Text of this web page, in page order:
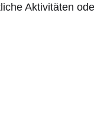
Aktivitäten